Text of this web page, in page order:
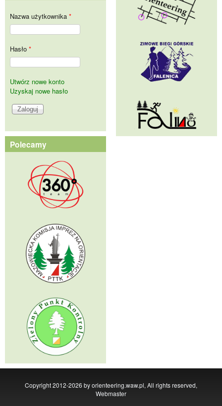
Nazwa użytkownika *
Hasło *
Utwórz nowe konto
Uzyskaj nowe hasło
Polecamy
Copyright 2012-2026 by orienteering.waw.pl, All rights reserved,
Webmaster